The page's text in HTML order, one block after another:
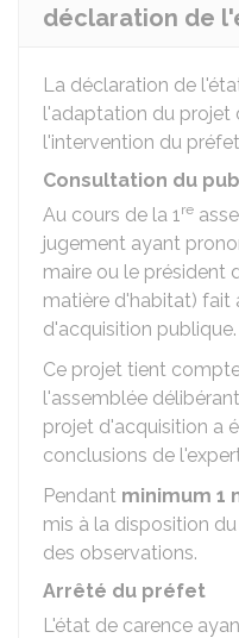
déclaration de
La déclaration de
l'adaptation du projet
l'intervention du
Consultation du
Au cours de la 1re
jugement ayant
maire ou le président
matière d'habitat) fait
d'acquisition publique.
Ce projet tient
l'assemblée
projet d'acquisition a
conclusions de
Pendant minimum 1
mis à la disposition
des observations.
Arrêté du préfet
L'état de carence